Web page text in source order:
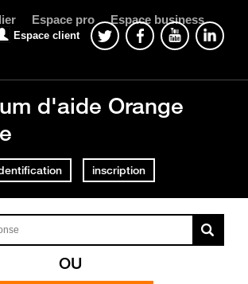
Espace pro Espace business
Espace client
d'aide Orange
inscription
OU